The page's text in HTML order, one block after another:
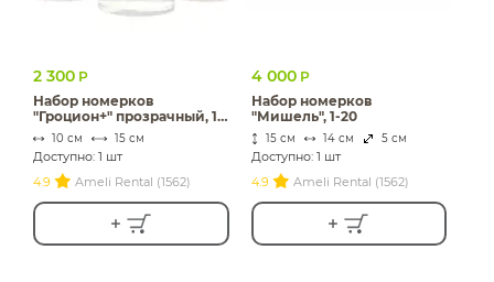
2 300 Р
Набор номерков
"Гроцион+" прозрачный, 1-
10 см 15 см
Доступно: 1 шт
4.9
Ameli Rental (1562)
4 000 Р
Набор номерков
"Мишель", 1-20
15 см 14 см 5 см
Доступно: 1 шт
4.9
Ameli Rental (1562)